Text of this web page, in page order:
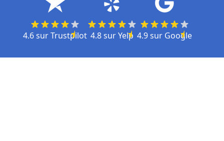
4.6surTrustpilot 4.8surYelp 4.9sur Google